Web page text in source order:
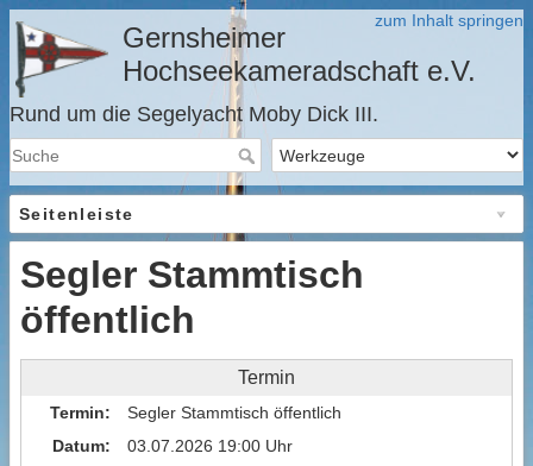
zum Inhalt springen
Gernsheimer
Hochseekameradschaft e.V.
Rund um die Segelyacht Moby Dick III.
Seitenleiste
Segler Stammtisch
öffentlich
Termin
Termin
Segler Stammtisch öffentlich
Datum
03.07.2026 19:00 Uhr